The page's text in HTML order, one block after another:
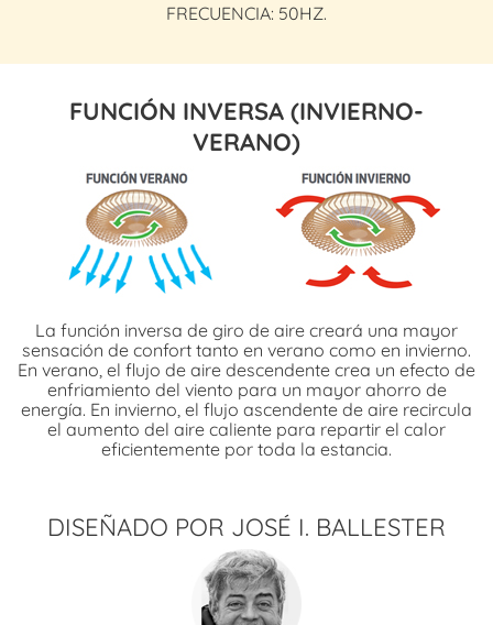
FRECUENCIA: 50HZ.
FUNCIÓN INVERSA (INVIERNO-
VERANO)
La función inversa de giro de aire creará una mayor
sensación de confort tanto en verano como en invierno.
En verano, el flujo de aire descendente crea un efecto de
enfriamiento del viento para un mayor ahorro de
energía. En invierno, el flujo ascendente de aire recircula
el aumento del aire caliente para repartir el calor
eficientemente por toda la estancia.
DISEÑADO POR JOSÉ I. BALLESTER